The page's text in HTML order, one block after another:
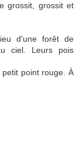
grossit, grossit et
d'une forêt de
ciel. Leurs pois
point rouge. À